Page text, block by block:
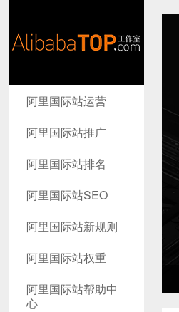
AlibabaTop
工作室
阿里国际站运营
阿里国际站推广
阿里国际站排名
阿里国际站SEO
阿里国际站新规则
阿里国际站权重
阿里国际站帮助中
心